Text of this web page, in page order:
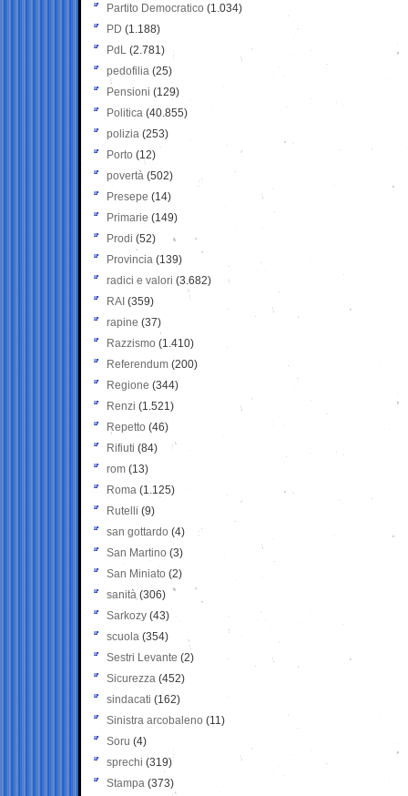
Partito Democratico (1.034)
PD (1.188)
PdL (2.781)
pedofilia (25)
Pensioni (129)
Politica (40.855)
polizia (253)
Porto (12)
povertà (502)
Presepe (14)
Primarie (149)
Prodi (52)
Provincia (139)
radici e valori (3.682)
RAI (359)
rapine (37)
Razzismo (1.410)
Referendum (200)
Regione (344)
Renzi (1.521)
Repetto (46)
Rifiuti (84)
rom (13)
Roma (1.125)
Rutelli (9)
san gottardo (4)
San Martino (3)
San Miniato (2)
sanità (306)
Sarkozy (43)
scuola (354)
Sestri Levante (2)
Sicurezza (452)
sindacati (162)
Sinistra arcobaleno (11)
Soru (4)
sprechi (319)
Stampa (373)